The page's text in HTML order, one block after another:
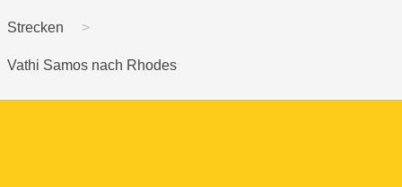
Strecken
Vathi Samos nach Rhodes